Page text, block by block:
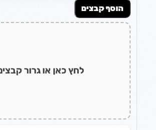
הוסף קבצים
לחץ כאן או גרור קבצים